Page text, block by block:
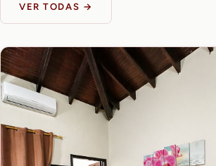
VER TODAS →